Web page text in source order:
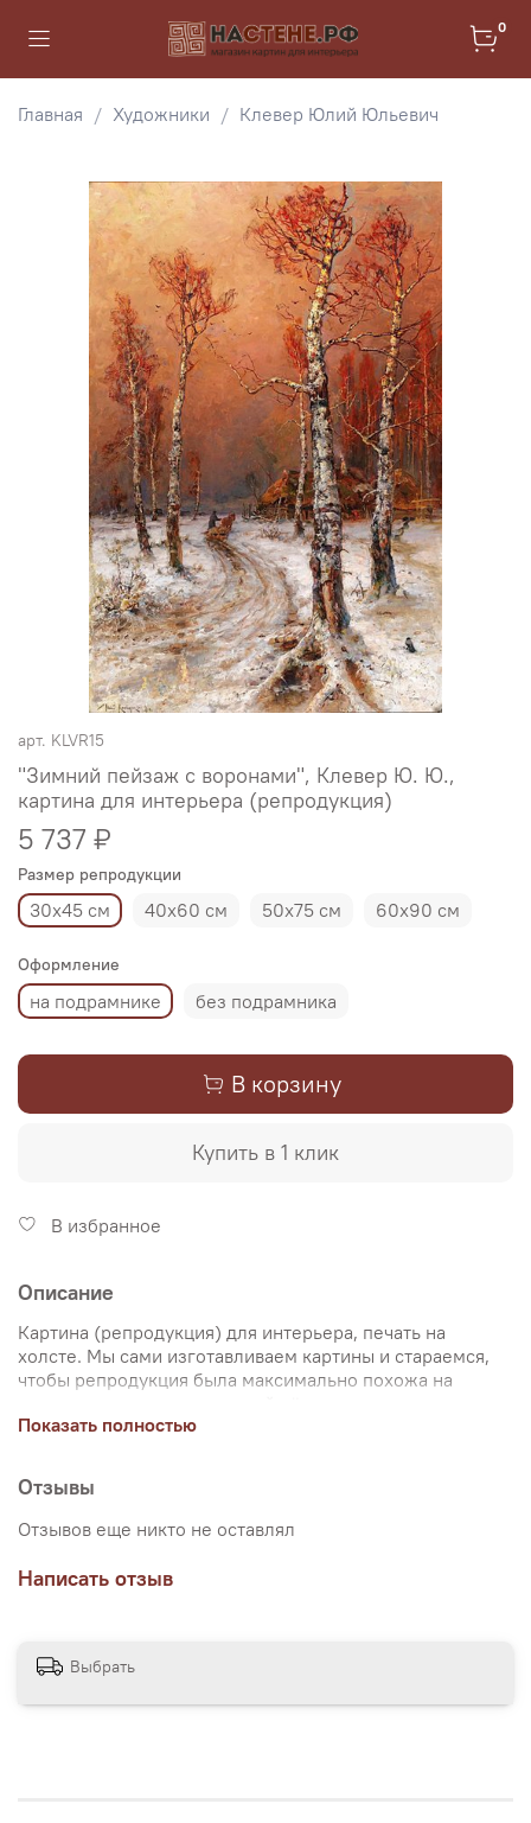
0
Главная Художники Клевер Юлий Юльевич
арт. KLVR15
"Зимний пейзаж с воронами", Клевер Ю. Ю.,
картина для интерьера (репродукция)
5 737 ₽
Размер репродукции
30х45 см 40х60 см 50х75 см 60х90 см
Оформление
на подрамнике без подрамника
В корзину
Купить в 1 клик
В избранное
Описание
Картина (репродукция) для интерьера, печать на
холсте. Мы сами изготавливаем картины и стараемся,
чтобы репродукция была максимально похожа на
Именно поэтому, мы уделяем особое внимание
печати используются художественный хлопковый холст
и экологические чернила. Репродукцию можно купить
на подрамнике (деревянный подрамник, галерейная
натяжка) или без подрамника (только холст,
доставляется в рулоне в тубусе). Картина продается в
нескольких вариантах размеров, представленных на
репродукции мировых шедевров живописи, только
Показать полностью
Отзывы
Отзывов еще никто не оставлял
Написать отзыв
Выбрать